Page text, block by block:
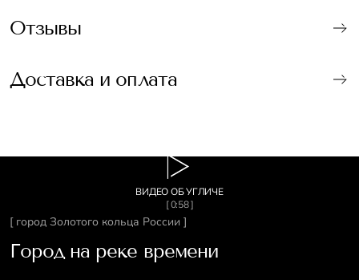
Отзывы
Доставка и оплата
ВИДЕО ОБ УГЛИЧЕ
[ 0:58 ]
[ город Золотого кольца России ]
Город на реке времени